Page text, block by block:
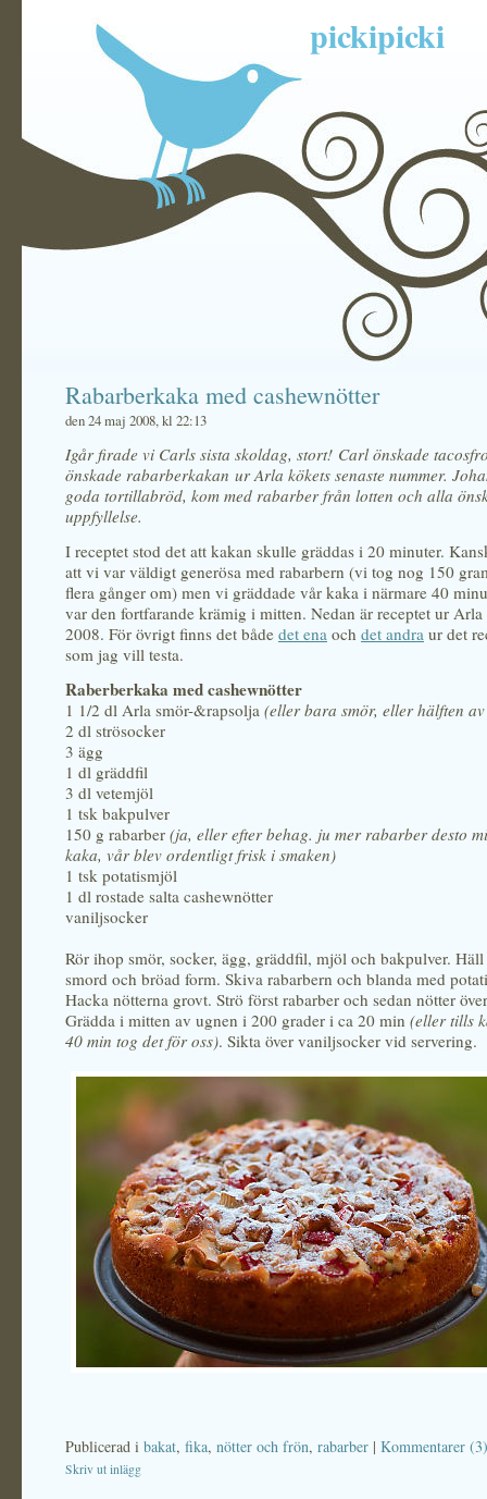
pickipicki
Rabarberkaka med cashewnötter
den 24 maj 2008, kl 22:13
Igår firade vi Carls sista skoldag, stort! Carl önskade
önskade rabarberkakan ur Arla kökets senaste nummer.
goda tortillabröd, kom med rabarber från lotten och alla
uppfyllelse.
I receptet stod det att kakan skulle gräddas i 20 minuter.
att vi var väldigt generösa med rabarbern (vi tog nog 150
flera gånger om) men vi gräddade vår kaka i närmare 40
var den fortfarande krämig i mitten. Nedan är receptet ur
2008. För övrigt finns det både det ena och det andra ur det
som jag vill testa.
Raberberkaka med cashewnötter
1 1/2 dl Arla smör-&rapsolja (eller bara smör, eller hälften
2 dl strösocker
3 ägg
1 dl gräddfil
3 dl vetemjöl
1 tsk bakpulver
150 g rabarber (ja, eller efter behag. ju mer rabarber desto
kaka, vår blev ordentligt frisk i smaken)
1 tsk potatismjöl
1 dl rostade salta cashewnötter
vaniljsocker
Rör ihop smör, socker, ägg, gräddfil, mjöl och bakpulver. Häll
smord och bröad form. Skiva rabarbern och blanda med
Hacka nötterna grovt. Strö först rabarber och sedan nötter
Grädda i mitten av ugnen i 200 grader i ca 20 min (eller tills
40 min tog det för oss). Sikta över vaniljsocker vid servering.
Publicerad i bakat, fika, nötter och frön, rabarber | Kommentarer (3)
Skriv ut inlägg